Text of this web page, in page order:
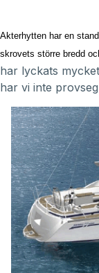
Akterhytten har en
skrovets större bredd
har lyckats
har vi inte